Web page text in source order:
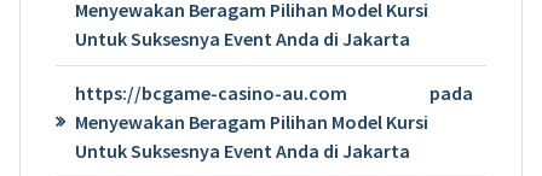
Menyewakan Beragam Pilihan Model Kursi
Untuk Suksesnya Event Anda di Jakarta
https://bcgame-casino-au.com
pada
Menyewakan Beragam Pilihan Model Kursi
Untuk Suksesnya Event Anda di Jakarta